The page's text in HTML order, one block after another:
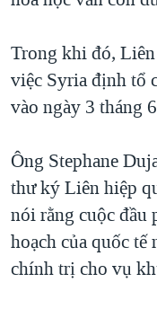
Trong khi đó,
việc Syria định tổ
vào ngày 3 tháng
Ông Stephane
thư ký Liên hiệp
nói rằng cuộc
hoạch của quốc
chính trị cho vụ